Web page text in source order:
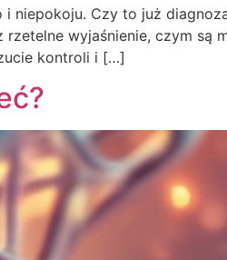
i niepokoju. Czy to już
wyjaśnienie, czym są
kontroli i […]